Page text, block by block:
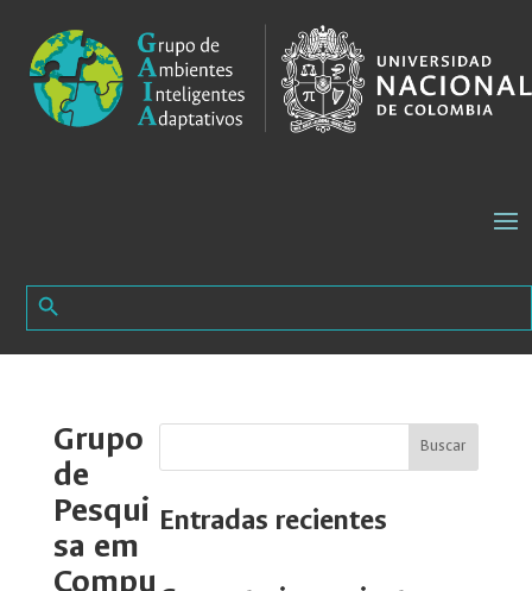
Search Button
Grupo
de
Pesqui
sa em
Compu
Buscar
Entradas recientes